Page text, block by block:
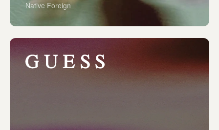
Native Foreign